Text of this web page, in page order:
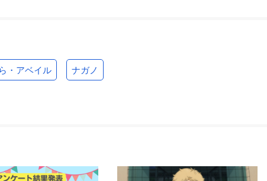
・アベイル ナガノ